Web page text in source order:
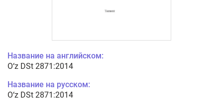
Название на английском:
O‘z DSt 2871:2014
Название на русском:
O‘z DSt 2871:2014